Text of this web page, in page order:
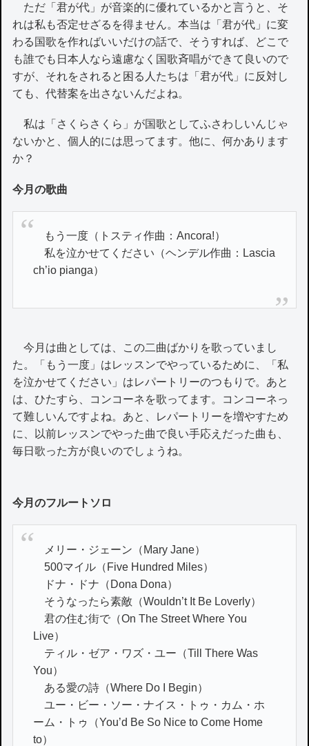
ただ「君が代」が音楽的に優れているかと言うと、そ
れは私も否定せざるを得ません。本当は「君が代」に変
わる国歌を作ればいいだけの話で、そうすれば、どこで
も誰でも日本人なら遠慮なく国歌斉唱ができて良いので
すが、それをされると困る人たちは「君が代」に反対し
ても、代替案を出さないんだよね。
私は「さくらさくら」が国歌としてふさわしいんじゃ
ないかと、個人的には思ってます。他に、何かあります
か？
今月の歌曲
もう一度（トスティ作曲：Ancora!）
私を泣かせてください（ヘンデル作曲：Lascia
ch’io pianga）
今月は曲としては、この二曲ばかりを歌っていまし
た。「もう一度」はレッスンでやっているために、「私
を泣かせてください」はレパートリーのつもりで。あと
は、ひたすら、コンコーネを歌ってます。コンコーネっ
て難しいんですよね。あと、レパートリーを増やすため
に、以前レッスンでやった曲で良い手応えだった曲も、
毎日歌った方が良いのでしょうね。
今月のフルートソロ
メリー・ジェーン（Mary Jane）
500マイル（Five Hundred Miles）
ドナ・ドナ（Dona Dona）
そうなったら素敵（Wouldn’t It Be Loverly）
君の住む街で（On The Street Where You
Live）
ティル・ゼア・ワズ・ユー（Till There Was
You）
ある愛の詩（Where Do I Begin）
ユー・ビー・ソー・ナイス・トゥ・カム・ホ
ーム・トゥ（You’d Be So Nice to Come Home
to）